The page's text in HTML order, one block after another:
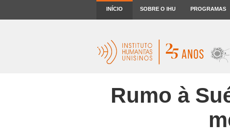
INÍCIO SOBRE O IHU PROGRAMAS
Rumo à